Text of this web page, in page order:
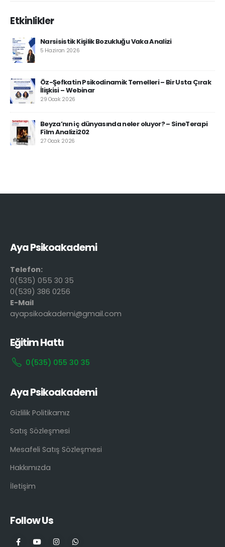
Etkinlikler
Narsisistik Kişilik Bozukluğu Vaka Analizi
5 Haziran 2026
Öz-Şefkatin Psikodinamik Temelleri – Bir Usta Çırak
İlişkisi – Webinar
29 Ocak 2026
Beyza’nın iç dünyasında neler oluyor? – SineTerapi
Film Analizi202
27 Ocak 2026
Aya Psikoakademi
Telefon:
0(535) 055 30 35
0(539) 386 0256
E-Mail
ayapsikoakademi@gmail.com
Eğitim Hattı
0(535) 055 30 35
Aya Psikoakademi
Gizlilik Politikamız
Satış Sözleşmesi
Mesafeli Satış Sözleşmesi
Hakkımızda
İletişim
Follow Us